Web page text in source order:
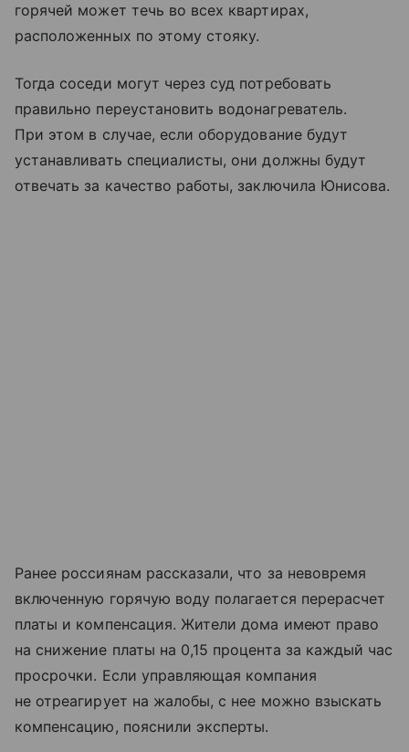
горячей может течь во всех квартирах,
расположенных по этому стояку.
Тогда соседи могут через суд потребовать
правильно переустановить водонагреватель.
При этом в случае, если оборудование будут
устанавливать специалисты, они должны будут
отвечать за качество работы, заключила Юнисова.
Ранее россиянам рассказали, что за невовремя
включенную горячую воду полагается перерасчет
платы и компенсация. Жители дома имеют право
на снижение платы на 0,15 процента за каждый час
просрочки. Если управляющая компания
не отреагирует на жалобы, с нее можно взыскать
компенсацию, пояснили эксперты.